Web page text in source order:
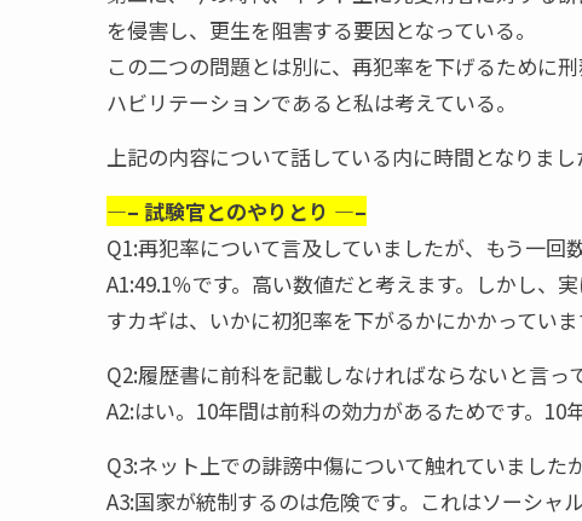
を侵害し、更生を阻害する要因となっている。
この二つの問題とは別に、再犯率を下げるために
ハビリテーションであると私は考えている。
上記の内容について話している内に時間となりまし
—– 試験官とのやりとり —–
Q1:再犯率について言及していましたが、もう一
A1:49.1％です。高い数値だと考えます。しかし、
すカギは、いかに初犯率を下がるかにかかっていま
Q2:履歴書に前科を記載しなければならないと言っ
A2:はい。10年間は前科の効力があるためです。10
Q3:ネット上での誹謗中傷について触れていました
A3:国家が統制するのは危険です。これはソーシャ